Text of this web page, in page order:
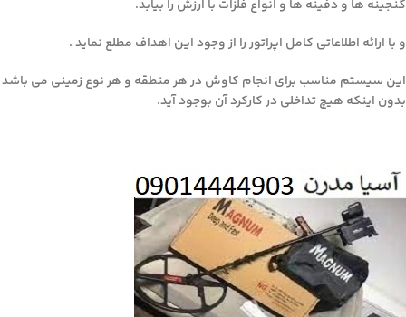
گنجینه ها و دفینه ها و انواع فلزات با ارزش را بیابد.
و با ارائه اطلاعاتی کامل اپراتور را از وجود این اهداف مطلع نماید .
این سیستم مناسب برای انجام کاوش در هر منطقه و هر نوع زمینی می باشد
بدون اینکه هیچ تداخلی در کارکرد آن بوجود آید.